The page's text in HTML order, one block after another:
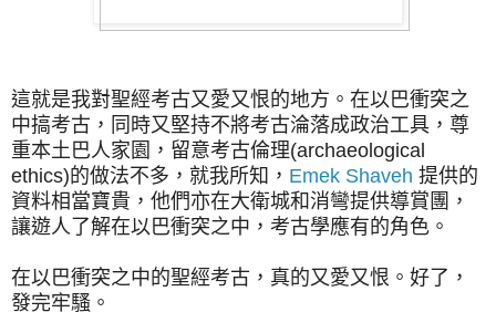
這就是我對聖經考古又愛又恨的地方。在以巴衝突之
中搞考古，同時又堅持不將考古淪落成政治工具，尊
重本土巴人家園，留意考古倫理(archaeological
ethics)的做法不多，就我所知， Emek Shaveh 提供的
資料相當寶貴，他們亦在大衛城和消彎提供導賞團，
讓遊人了解在以巴衝突之中，考古學應有的角色。
在以巴衝突之中的聖經考古，真的又愛又恨。好了，
發完牢騷。